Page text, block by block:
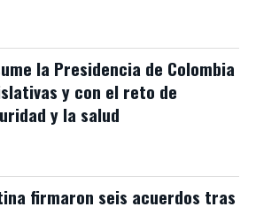
la Presidencia de Colombia
y con el reto de
y la salud
firmaron seis acuerdos tras